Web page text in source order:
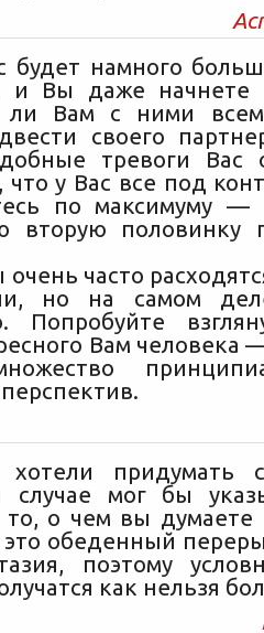
будет намного
и Вы даже начнете
ли Вам с ними
своего
тревоги Вас
что у Вас все под
по максимуму
вторую половинку
часто
но на самом
Попробуйте
Вам человека
хотели придумать
случае мог бы
о чем вы думаете
это обеденный
поэтому
как нельзя